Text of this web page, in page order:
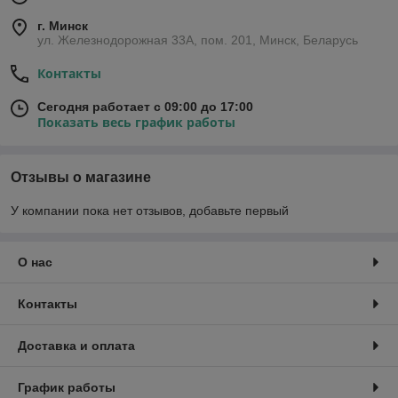
г. Минск
ул. Железнодорожная 33А, пом. 201, Минск, Беларусь
Контакты
Сегодня работает с 09:00 до 17:00
Показать весь график работы
Отзывы о магазине
У компании пока нет отзывов, добавьте первый
О нас
Контакты
Доставка и оплата
График работы